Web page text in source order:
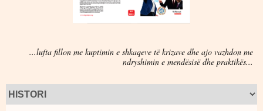
...lufta fillon me kuptimin e shkaqeve të krizave dhe ajo vazhdon me
ndryshimin e mendësisë dhe praktikës...